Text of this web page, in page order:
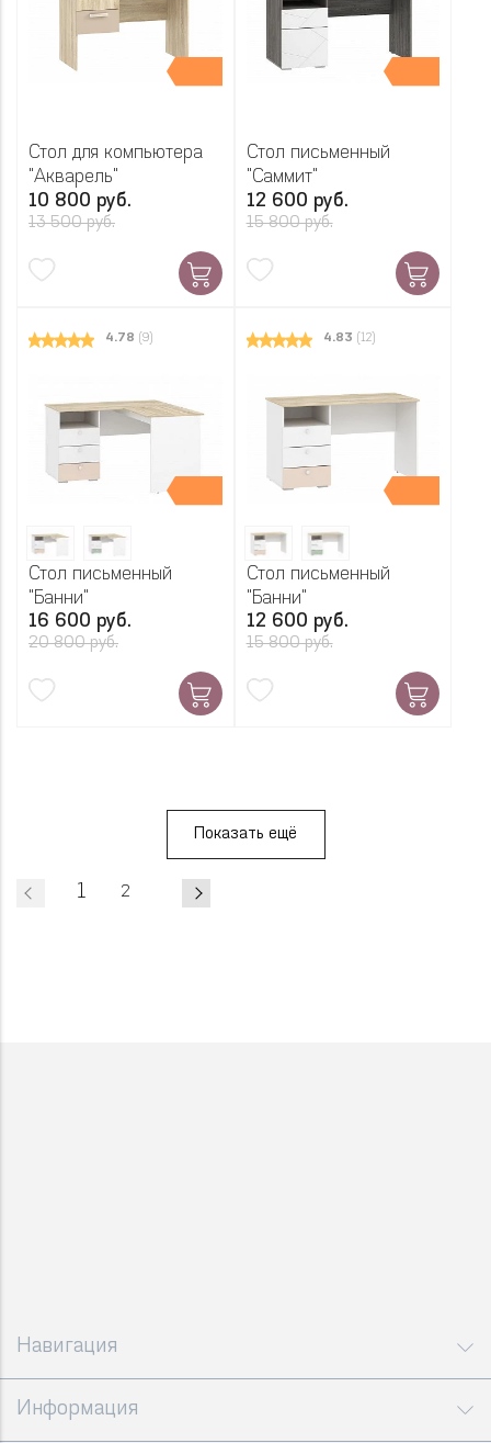
Стол для компьютера
"Акварель"
10 800 руб.
13 500 руб.
Стол письменный
"Саммит"
12 600 руб.
15 800 руб.
4.78 (9)
Стол письменный
"Банни"
16 600 руб.
20 800 руб.
4.83 (12)
Стол письменный
"Банни"
12 600 руб.
15 800 руб.
Показать ещё
1 2
Навигация
Информация